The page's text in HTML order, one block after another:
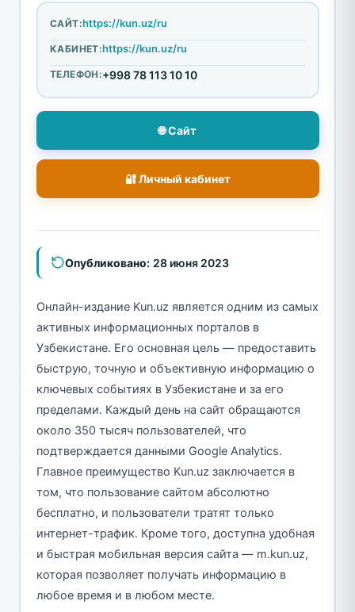
САЙТ:https://kun.uz/ru
КАБИНЕТ:https://kun.uz/ru
ТЕЛЕФОН:+998 78 113 10 10
🌐 Сайт
🔐 Личный кабинет
Опубликовано: 28 июня 2023
Онлайн-издание Kun.uz является одним из самых
активных информационных порталов в
Узбекистане. Его основная цель — предоставить
быструю, точную и объективную информацию о
ключевых событиях в Узбекистане и за его
пределами. Каждый день на сайт обращаются
около 350 тысяч пользователей, что
подтверждается данными Google Analytics.
Главное преимущество Kun.uz заключается в
том, что пользование сайтом абсолютно
бесплатно, и пользователи тратят только
интернет-трафик. Кроме того, доступна удобная
и быстрая мобильная версия сайта — m.kun.uz,
которая позволяет получать информацию в
любое время и в любом месте.